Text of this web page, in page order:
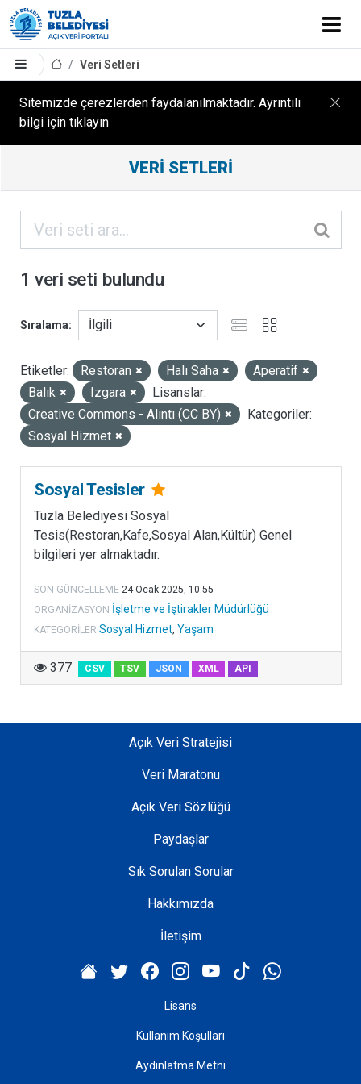
Veri Setleri
Sitemizde çerezlerden faydalanılmaktadır. Ayrıntılı
bilgi için tıklayın
Sonuçları
ORGANIZASYONLAR
KATEGORILER
ETIKETLER
LISANSLAR
VERI SETLERI
1 veri seti bulundu
Sıralama
Etiketler: Restoran Halı Saha
Aperatif
Balık
Izgara
Lisanslar:
Creative Commons - Alıntı (CC BY)
Kategoriler:
Sosyal Hizmet
Sosyal Tesisler
Tuzla Belediyesi Sosyal
Tesis(Restoran,Kafe,Sosyal Alan,Kültür) Genel
bilgileri yer almaktadır.
SON GÜNCELLEME 24 Ocak 2025, 10:55
ORGANIZASYON İşletme ve İştirakler Müdürlüğü
KATEGORILER Sosyal Hizmet, Yaşam
377 CSV TSV JSON XML API
Açık Veri Stratejisi
Veri Maratonu
Açık Veri Sözlüğü
Paydaşlar
Sık Sorulan Sorular
Hakkımızda
İletişim
Lisans
Kullanım Koşulları
Aydınlatma Metni